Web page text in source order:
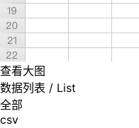
查看大图
数据列表 / List
全部
csv